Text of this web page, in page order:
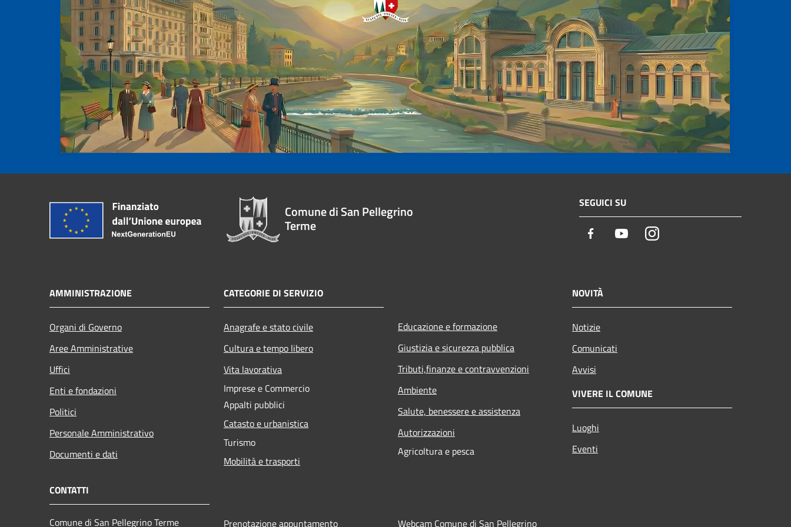
Comune di San Pellegrino
Terme
SEGUICI SU
Facebook YoutubeInstagram
AMMINISTRAZIONE
Organi di Governo
Aree Amministrative
Uffici
Enti e fondazioni
Politici
Personale Amministrativo
Documenti e dati
CATEGORIE DI SERVIZIO
Anagrafe e stato civile
Cultura e tempo libero
Vita lavorativa
Imprese e Commercio
Appalti pubblici
Catasto e urbanistica
Turismo
Mobilità e trasporti
Educazione e formazione
Giustizia e sicurezza pubblica
Tributi,finanze e contravvenzioni
Ambiente
Salute, benessere e assistenza
Autorizzazioni
Agricoltura e pesca
NOVITÀ
Notizie
Comunicati
Avvisi
VIVERE IL COMUNE
Luoghi
Eventi
CONTATTI
Comune di San Pellegrino Terme Prenotazione appuntamento Webcam Comune di San Pellegrino